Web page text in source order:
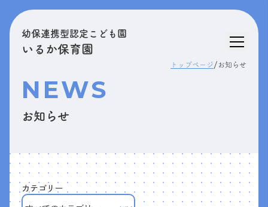
幼保連携型認定こども園
いるか保育園
トップページ/ お知らせ
NEWS
お知らせ
カテゴリー